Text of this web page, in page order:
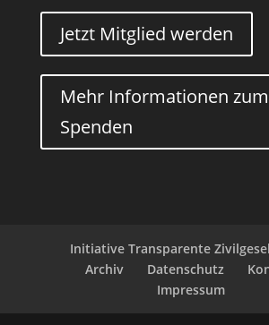
Jetzt Mitglied werden
Mehr Informationen zum
Spenden
Initiative Transparente
Archiv
Datenschutz
Impressum